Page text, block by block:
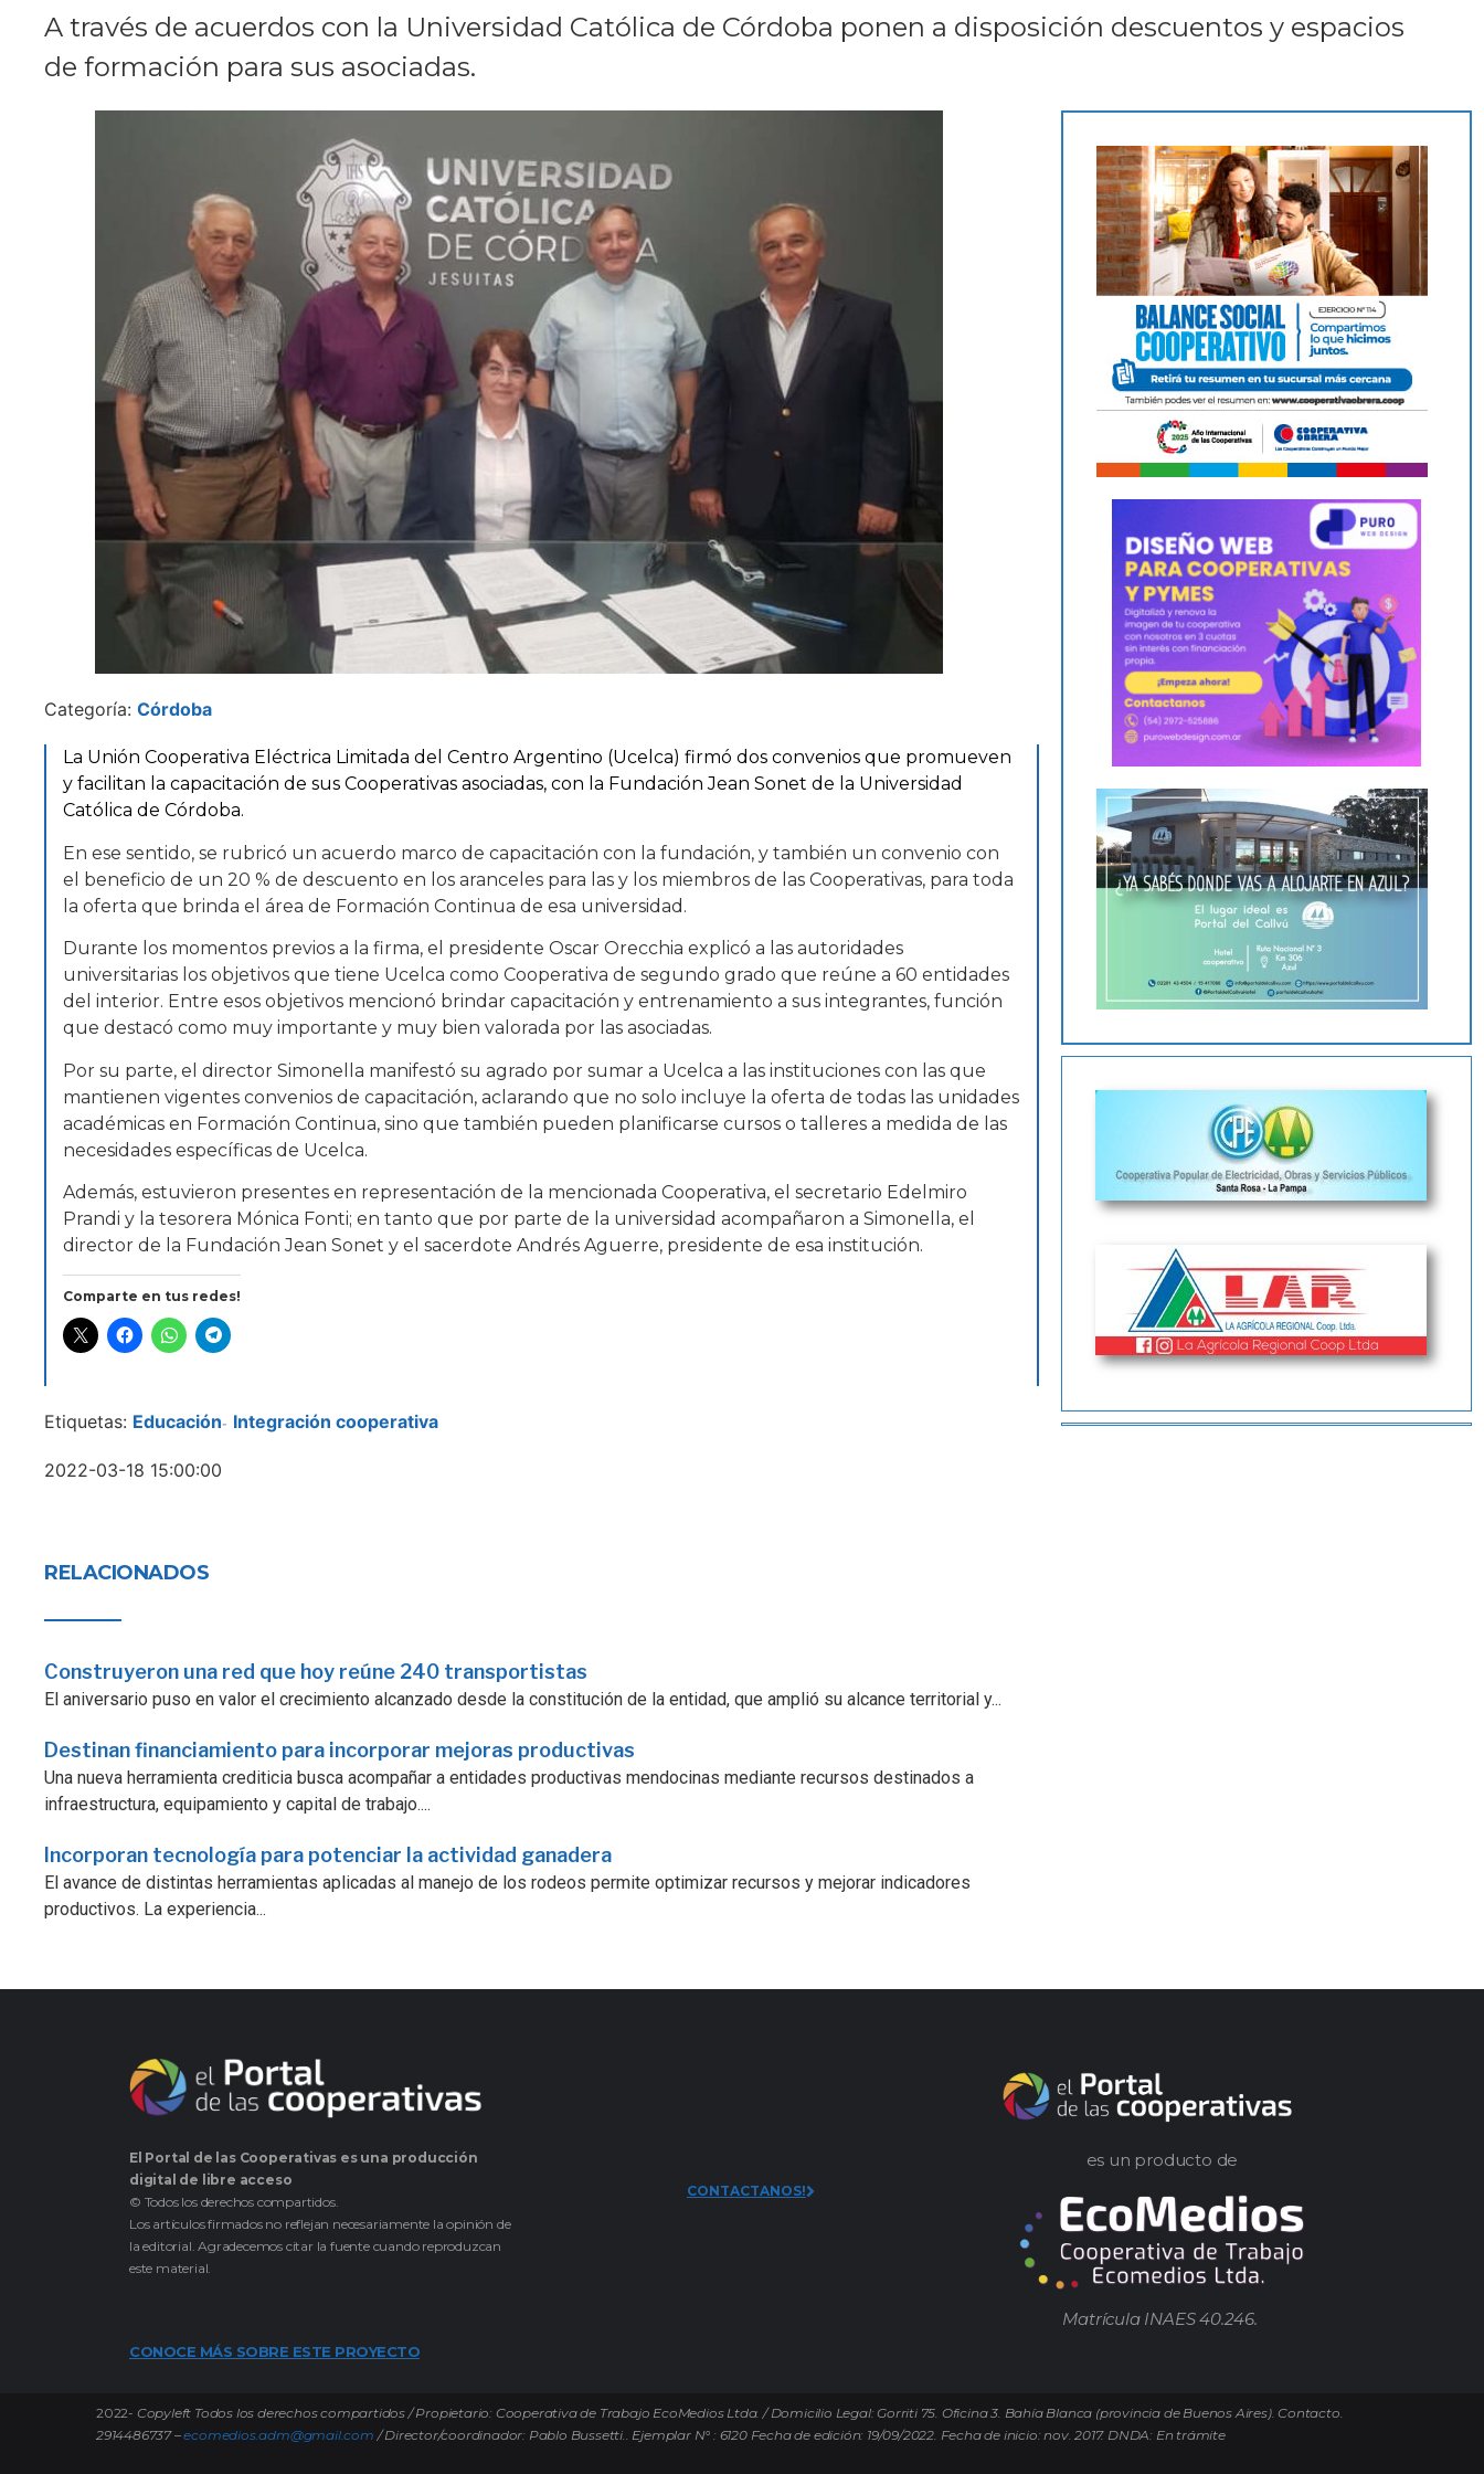
A través de acuerdos con la Universidad Católica de Córdoba ponen a disposición descuentos y espacios
de formación para sus asociadas.
Categoría: Córdoba
La Unión Cooperativa Eléctrica Limitada del Centro Argentino (Ucelca) firmó dos convenios que promueven
y facilitan la capacitación de sus Cooperativas asociadas, con la Fundación Jean Sonet de la Universidad
Católica de Córdoba.
En ese sentido, se rubricó un acuerdo marco de capacitación con la fundación, y también un convenio con
el beneficio de un 20 % de descuento en los aranceles para las y los miembros de las Cooperativas, para toda
la oferta que brinda el área de Formación Continua de esa universidad.
Durante los momentos previos a la firma, el presidente Oscar Orecchia explicó a las autoridades
universitarias los objetivos que tiene Ucelca como Cooperativa de segundo grado que reúne a 60 entidades
del interior. Entre esos objetivos mencionó brindar capacitación y entrenamiento a sus integrantes, función
que destacó como muy importante y muy bien valorada por las asociadas.
Por su parte, el director Simonella manifestó su agrado por sumar a Ucelca a las instituciones con las que
mantienen vigentes convenios de capacitación, aclarando que no solo incluye la oferta de todas las unidades
académicas en Formación Continua, sino que también pueden planificarse cursos o talleres a medida de las
necesidades específicas de Ucelca.
Además, estuvieron presentes en representación de la mencionada Cooperativa, el secretario Edelmiro
Prandi y la tesorera Mónica Fonti; en tanto que por parte de la universidad acompañaron a Simonella, el
director de la Fundación Jean Sonet y el sacerdote Andrés Aguerre, presidente de esa institución.
Comparte en tus redes!
Etiquetas: Educación- Integración cooperativa
2022-03-18 15:00:00
RELACIONADOS
Construyeron una red que hoy reúne 240 transportistas
El aniversario puso en valor el crecimiento alcanzado desde la constitución de la entidad, que amplió su alcance territorial y...
Destinan financiamiento para incorporar mejoras productivas
Una nueva herramienta crediticia busca acompañar a entidades productivas mendocinas mediante recursos destinados a
infraestructura, equipamiento y capital de trabajo....
Incorporan tecnología para potenciar la actividad ganadera
El avance de distintas herramientas aplicadas al manejo de los rodeos permite optimizar recursos y mejorar indicadores
productivos. La experiencia...
El Portal de las Cooperativas es una producción
digital de libre acceso
© Todos los derechos compartidos.
Los artículos firmados no reflejan necesariamente la opinión de
la editorial. Agradecemos citar la fuente cuando reproduzcan
este material.
CONOCE MÁS SOBRE ESTE PROYECTO
CONTACTANOS!
es un producto de
Matrícula INAES 40.246.
2022- Copyleft Todos los derechos compartidos / Propietario: Cooperativa de Trabajo EcoMedios Ltda. / Domicilio Legal: Gorriti 75. Oficina 3. Bahía Blanca (provincia de Buenos Aires). Contacto.
2914486737 –ecomedios.adm@gmail.com / Director/coordinador: Pablo Bussetti.. Ejemplar N° : 6120 Fecha de edición: 19/09/2022. Fecha de inicio: nov. 2017. DNDA: En trámite